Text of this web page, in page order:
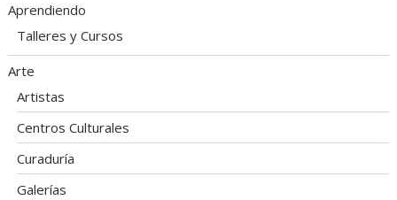
Aprendiendo
Talleres y Cursos
Arte
Artistas
Centros Culturales
Curaduría
Galerías